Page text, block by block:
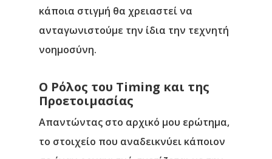
κάποια στιγμή θα χρειαστεί να
ανταγωνιστούμε την ίδια την τεχνητή
νοημοσύνη.
Ο Ρόλος του Timing και της
Προετοιμασίας
Απαντώντας στο αρχικό μου ερώτημα,
το στοιχείο που αναδεικνύει κάποιον